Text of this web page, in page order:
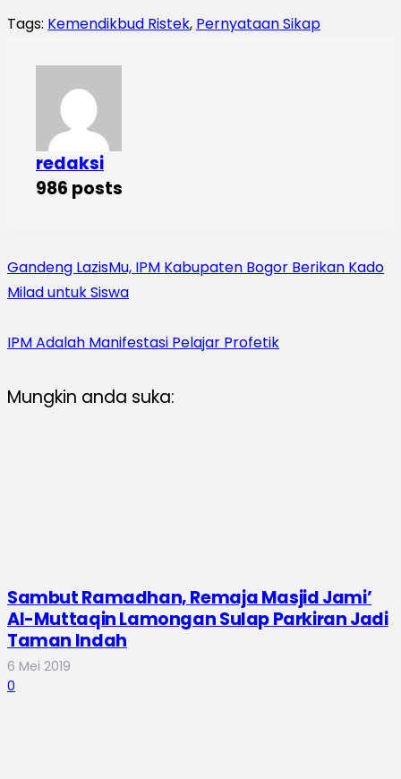
Tags: Kemendikbud Ristek, Pernyataan Sikap
redaksi
986 posts
Gandeng LazisMu, IPM Kabupaten Bogor Berikan Kado
Milad untuk Siswa
IPM Adalah Manifestasi Pelajar Profetik
Mungkin anda suka:
Sambut Ramadhan, Remaja Masjid Jami’
Al-Muttaqin Lamongan Sulap Parkiran Jadi
Taman Indah
6 Mei 2019
0